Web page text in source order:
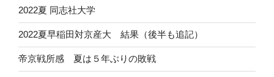
2022夏 同志社大学
2022夏早稲田対京産大 結果（後半も追記）
帝京戦所感 夏は５年ぶりの敗戦